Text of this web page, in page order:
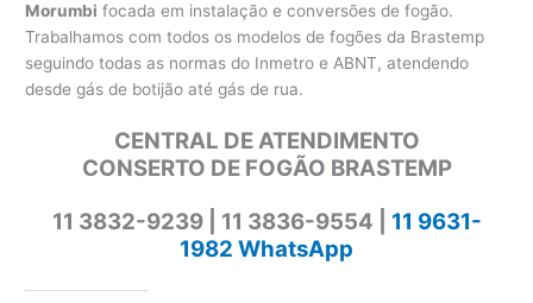
Morumbi focada em instalação e conversões de fogão.
Trabalhamos com todos os modelos de fogões da Brastemp
seguindo todas as normas do Inmetro e ABNT, atendendo
desde gás de botijão até gás de rua.
CENTRAL DE ATENDIMENTO
CONSERTO DE FOGÃO BRASTEMP
11 3832-9239 | 11 3836-9554 | 11 9631-
1982 WhatsApp